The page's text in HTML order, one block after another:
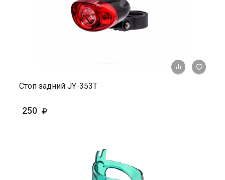
+ К
Стоп задний JY-353T
250